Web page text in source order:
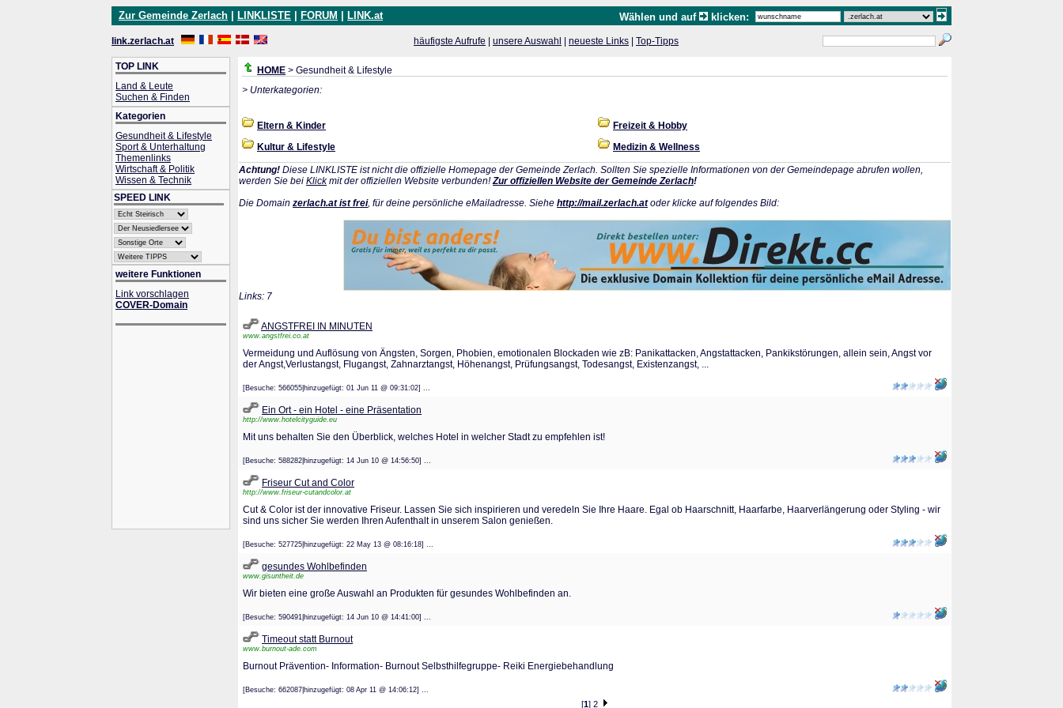
Zur Gemeinde Zerlach LINKLISTE FORUM LINK.at Wählen und auf klicken:
link.zerlach.at häufigste Aufrufe unsere Auswahl neueste Links Top-Tipps
TOP LINK
Land & Leute
Suchen & Finden
Kategorien
Gesundheit & Lifestyle
Sport & Unterhaltung
Themenlinks
Wirtschaft & Politik
Wissen & Technik
SPEED LINK
weitere Funktionen
Link vorschlagen
COVER-Domain
HOME > Gesundheit & Lifestyle
> Unterkategorien:
Eltern & Kinder
Freizeit & Hobby
Kultur & Lifestyle
Medizin & Wellness
Achtung! Diese LINKLISTE ist nicht die offizielle Homepage der Gemeinde Zerlach. Sollten Sie spezielle Informationen von der Gemeindepage abrufen wollen,
werden Sie bei Klickmit der offiziellen Website verbunden!Zur offiziellen Website der Gemeinde Zerlach!
Die Domain zerlach.at ist frei, für deine persönliche eMailadresse. Siehe http://mail.zerlach.atoder klicke auf folgendes Bild:
Links: 7
ANGSTFREI IN MINUTEN
www.angstfrei.co.at
Vermeidung und Auflösung von Ängsten, Sorgen, Phobien, emotionalen Blockaden wie zB: Panikattacken, Angstattacken, Pankikstörungen, allein sein, Angst vor
der Angst,Verlustangst, Flugangst, Zahnarztangst, Höhenangst, Prüfungsangst, Todesangst, Existenzangst, ...
[Besuche: 566055|hinzugefügt: 01 Jun 11 @ 09:31:02] ...
Ein Ort - ein Hotel - eine Präsentation
http://www.hotelcityguide.eu
Mit uns behalten Sie den Überblick, welches Hotel in welcher Stadt zu empfehlen ist!
[Besuche: 588282|hinzugefügt: 14 Jun 10 @ 14:56:50] ...
Friseur Cut and Color
http://www.friseur-cutandcolor.at
Cut & Color ist der innovative Friseur. Lassen Sie sich inspirieren und veredeln Sie Ihre Haare. Egal ob Haarschnitt, Haarfarbe, Haarverlängerung oder Styling - wir
sind uns sicher Sie werden Ihren Aufenthalt in unserem Salon genießen.
[Besuche: 527725|hinzugefügt: 22 May 13 @ 08:16:18] ...
gesundes Wohlbefinden
www.gisuntheit.de
Wir bieten eine große Auswahl an Produkten für gesundes Wohlbefinden an.
[Besuche: 590491|hinzugefügt: 14 Jun 10 @ 14:41:00] ...
Timeout statt Burnout
www.burnout-ade.com
Burnout Prävention- Information- Burnout Selbsthilfegruppe- Reiki Energiebehandlung
[Besuche: 662087|hinzugefügt: 08 Apr 11 @ 14:06:12] ...
[1] 2